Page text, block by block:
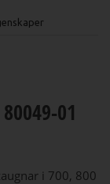
01
i 700, 800